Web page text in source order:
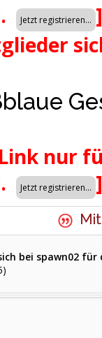
]
nur
]
bei spawn02 für